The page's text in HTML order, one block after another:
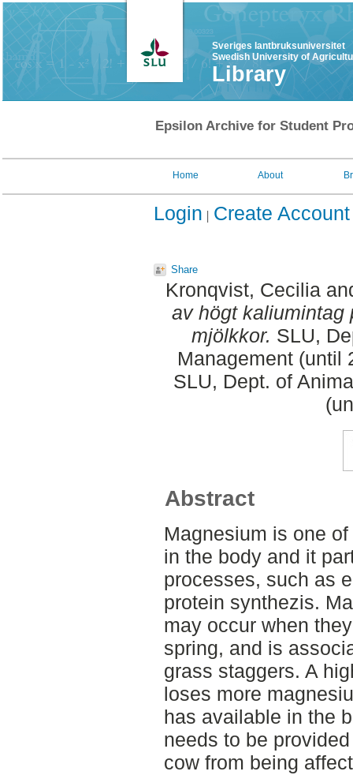
Sveriges lantbruksuniversitet
Swedish University of
Library
Epsilon Archive for Student
Home About
Login Create Account
Share
Kronqvist, Cecilia
av högt kaliumintag
mjölkkor. SLU,
Management (until
SLU, Dept. of
Abstract
Magnesium is one
in the body and it
processes, such as
protein synthezis.
may occur when
spring, and is
grass staggers. A
loses more
has available in the
needs to be
cow from being